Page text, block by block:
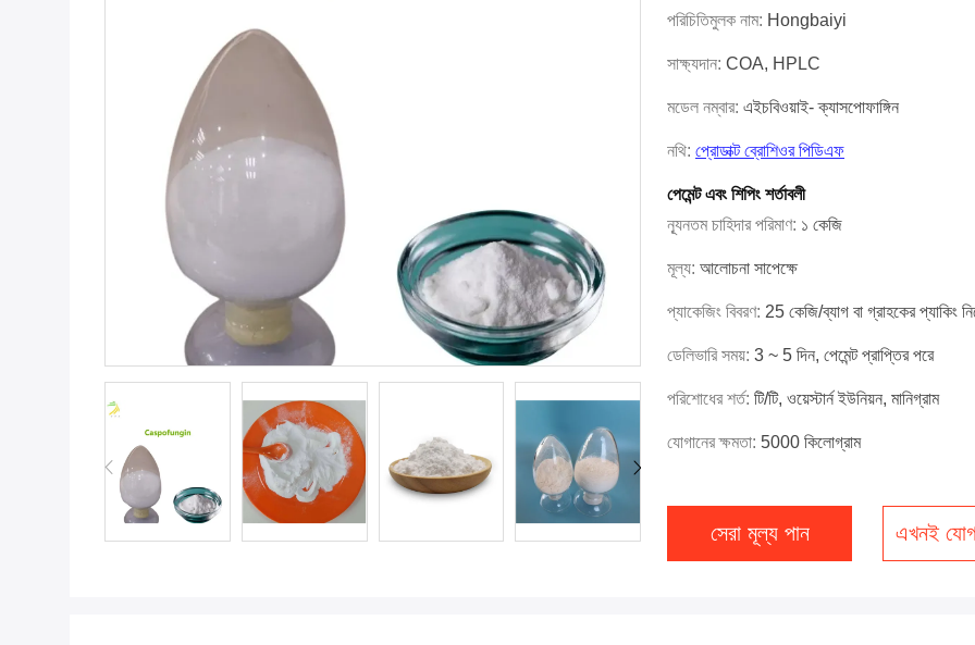
পরিচিতিমুলক নাম: Hongbaiyi
সাক্ষ্যদান: COA, HPLC
মডেল নম্বার: এইচবিওয়াই- ক্যাসপোফাঙ্গিন
নথি: প্রোডাক্ট ব্রোশিওর পিডিএফ
পেমেন্ট এবং শিপিং শর্তাবলী
ন্যূনতম চাহিদার পরিমাণ: ১ কেজি
মূল্য: আলোচনা সাপেক্ষে
প্যাকেজিং বিবরণ: 25 কেজি/ব্যাগ বা গ্রাহকের প্যাকিং
ডেলিভারি সময়: 3 ~ 5 দিন, পেমেন্ট প্রাপ্তির পরে
পরিশোধের শর্ত: টি/টি, ওয়েস্টার্ন ইউনিয়ন, মানিগ্রাম
যোগানের ক্ষমতা: 5000 কিলোগ্রাম
সেরা মূল্য পান এখনই